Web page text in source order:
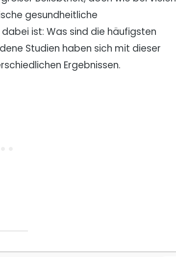
gesundheitliche
ist: Was sind die häufigsten
Studien haben sich mit dieser
Ergebnissen.